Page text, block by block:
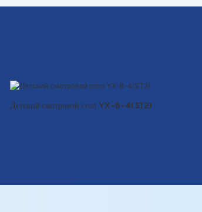
Детский смотровой стол YX-B-4(ST2)